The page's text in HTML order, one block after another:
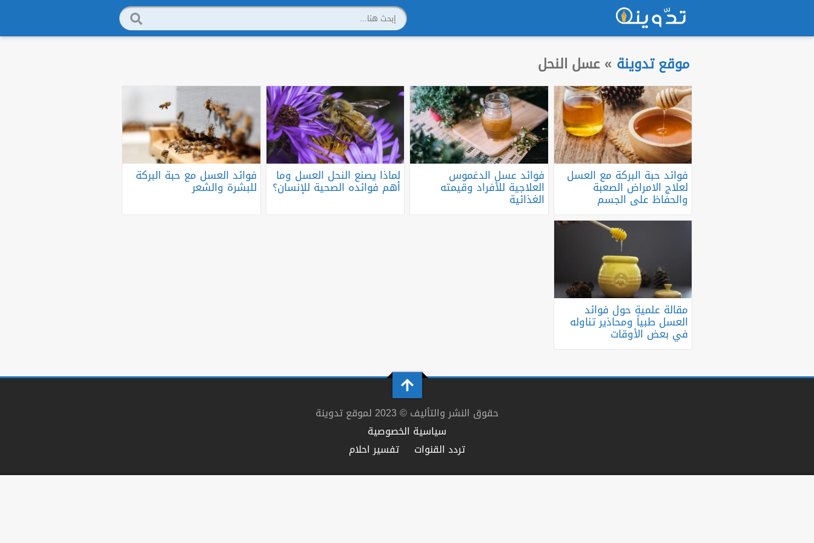
موقع تدوينة » عسل النحل
فوائد حبة البركة مع العسل
لعلاج الامراض الصعبة
والحفاظ على الجسم
فوائد عسل الدغموس
العلاجية للأفراد وقيمته
الغذائية
لماذا يصنع النحل العسل وما
أهم فوائده الصحية للإنسان؟
فوائد العسل مع حبة البركة
للبشرة والشعر
مقالة علمية حول فوائد
العسل طبياً ومحاذير تناوله
في بعض الأوقات
حقوق النشر والتأليف © 2023 لموقع تدوينة
سياسية الخصوصية
تردد القنوات
تفسير احلام